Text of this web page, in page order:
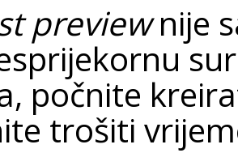
previewnije
počnite
trošiti